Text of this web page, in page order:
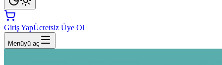
Giriş YapÜcretsiz Üye Ol
Menüyü aç